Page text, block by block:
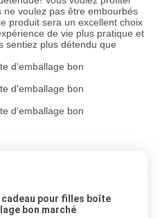
voulez pas être embourbés
produit sera un excellent choix
de vie plus pratique et
sentiez plus détendu que
pour filles boîte
bon marché